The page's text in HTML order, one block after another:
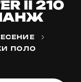
II 210
ПОЛО